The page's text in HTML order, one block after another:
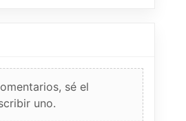
sé el
uno.